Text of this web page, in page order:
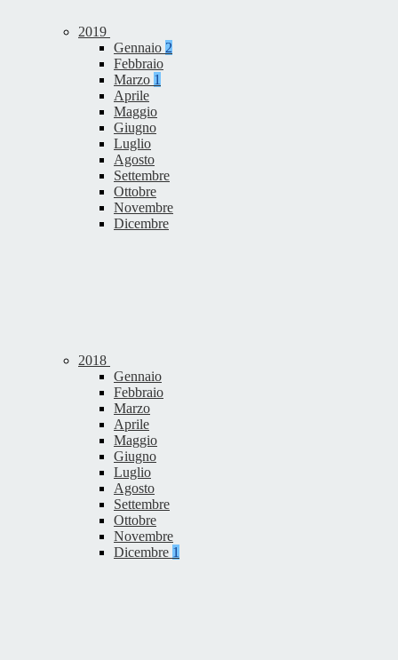
2019
Gennaio 2
Febbraio
Marzo 1
Aprile
Maggio
Giugno
Luglio
Agosto
Settembre
Ottobre
Novembre
Dicembre
2018
Gennaio
Febbraio
Marzo
Aprile
Maggio
Giugno
Luglio
Agosto
Settembre
Ottobre
Novembre
Dicembre 1